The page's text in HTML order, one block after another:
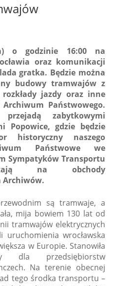
o godzinie 16:00 na
oraz komunikacji
gratka. Będzie można
budowy tramwajów z
jazdy oraz inne
Państwowego.
przejadą zabytkowymi
Popowice, gdzie będzie
historyczny naszego
Państwowe we
Sympatyków Transportu
na obchody
Archiwów.
są tramwaje, a
mija bowiem 130 lat od
tramwajów elektrycznych
uruchomienia wrocławska
w Europie. Stanowiła
dla przedsiębiorstw
Na terenie obecnej
tego środka transportu –